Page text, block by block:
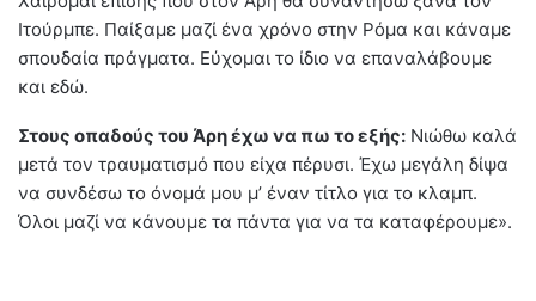
Ιτούρμπε. Παίξαμε μαζί ένα χρόνο στην Ρόμα και κάναμε
σπουδαία πράγματα. Εύχομαι το ίδιο να επαναλάβουμε
και εδώ.
Στους οπαδούς του Άρη έχω να πω το εξής: Νιώθω καλά
μετά τον τραυματισμό που είχα πέρυσι. Έχω μεγάλη δίψα
να συνδέσω το όνομά μου μ’ έναν τίτλο για το κλαμπ.
Όλοι μαζί να κάνουμε τα πάντα για να τα καταφέρουμε».